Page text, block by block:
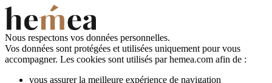
Nous respectons vos données personnelles.
Vos données sont protégées et utilisées uniquement pour vous
accompagner. Les cookies sont utilisés par hemea.com afin de :
vous assurer la meilleure expérience de navigation